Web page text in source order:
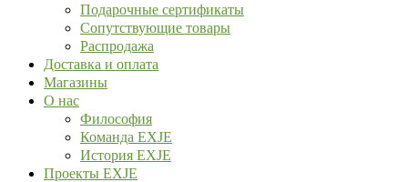
Подарочные сертификаты
Сопутствующие товары
Распродажа
Доставка и оплата
Магазины
О нас
Философия
Команда EXJE
История EXJE
Проекты EXJE